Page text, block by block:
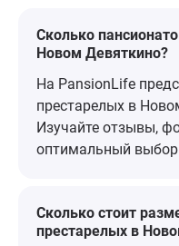
Сколько
Новом Девяткино?
На PansionLife
престарелых в
Изучайте отзывы,
оптимальный
Сколько стоит
престарелых в